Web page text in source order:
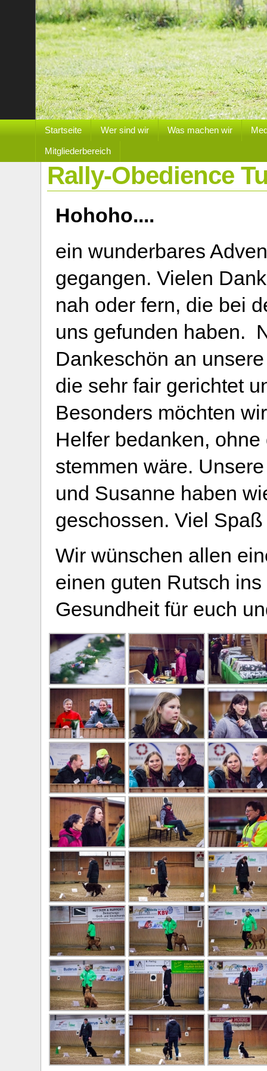
Startseite Wer sind wir Was machen wir
Mitgliederbereich
Rally-Obedience
Hohoho....
ein wunderbares
gegangen. Vielen
nah oder fern, die bei
uns gefunden haben.
Dankeschön an
die sehr fair gerichtet
Besonders möchten
Helfer bedanken,
stemmen wäre.
und Susanne haben
geschossen. Viel
Wir wünschen allen
einen guten Rutsch
Gesundheit für euch